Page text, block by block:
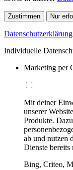
Zustimmen Nur
Datenschutzerklärung
Individuelle
Marketing per
Mit deiner
unserer
Produkte.
ab und nutzen
Dienste bereits
Bing, Criteo,